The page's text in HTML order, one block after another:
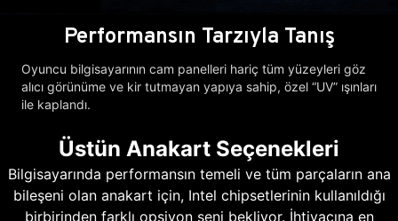
Performansın Tarzıyla Tanış
Oyuncu bilgisayarının cam panelleri hariç tüm yüzeyleri göz
alıcı görünüme ve kir tutmayan yapıya sahip, özel “UV” ışınları
ile kaplandı.
Üstün Anakart Seçenekleri
Bilgisayarında performansın temeli ve tüm parçaların ana
bileşeni olan anakart için, Intel chipsetlerinin kullanıldığı
birbirinden farklı opsiyon seni bekliyor. İhtiyacına en